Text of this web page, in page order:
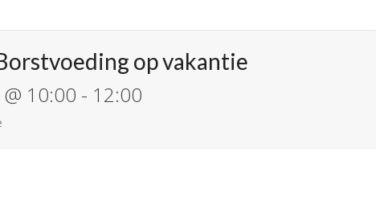
op vakantie
10:00 - 12:00